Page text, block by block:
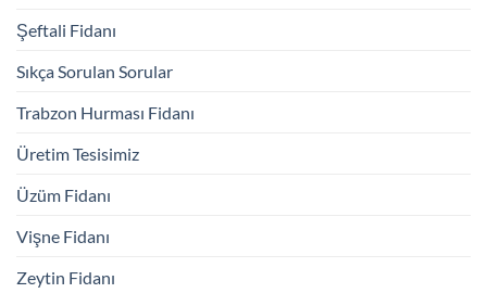
Şeftali Fidanı
Sıkça Sorulan Sorular
Trabzon Hurması Fidanı
Üretim Tesisimiz
Üzüm Fidanı
Vişne Fidanı
Zeytin Fidanı